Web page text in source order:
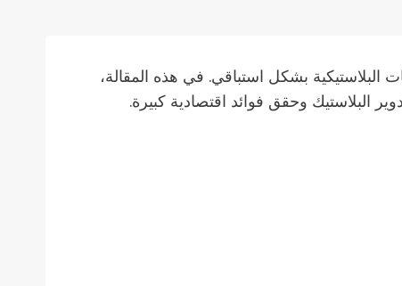
البلاستيكية بشكل استباقي. في هذه المقالة،